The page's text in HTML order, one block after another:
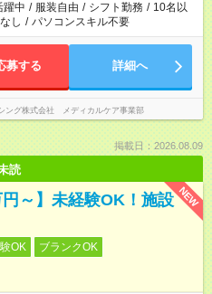
躍中 / 服装自由 / シフト勤務 / 10名以
し / パソコンスキル不要
募する 詳細へ
ング株式会社 メディカルケア事業部
掲載日：2026.08.09
読
NEW
円～】未経験OK！施設
OK
ブランクOK